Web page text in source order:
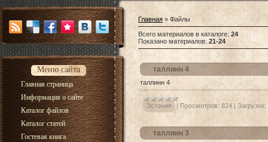
Меню сайта
Главная страница
Информация о сайте
Каталог файлов
Каталог статей
Гостевая книга
Главная » Файлы
Всего материалов в каталоге: 24
Показано материалов:21-24
таллинн 4
таллинн 4
Эстония | Просмотров: 824 | Загрузок:
таллинн 3